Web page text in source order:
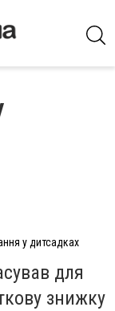
у дитсадках
для
знижку